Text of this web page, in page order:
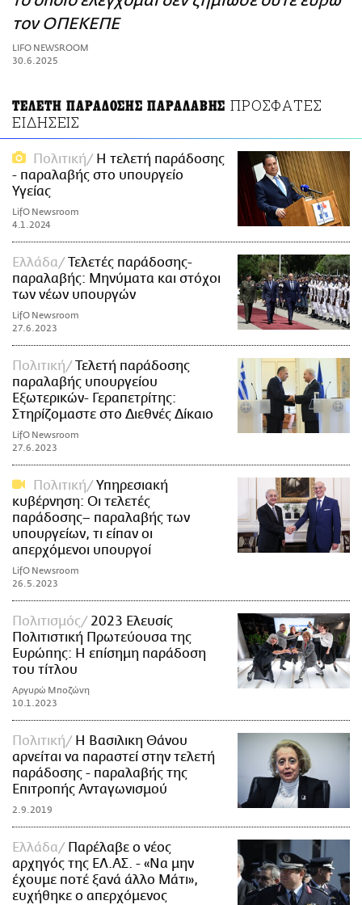
ΑΜΠΑ
PRINT
τον ΟΠΕΚΕΠΕ
LIFO NEWSROOM
30.6.2025
ΤΕΛΕΤΗ ΠΑΡΑΔΟΣΗΣ ΠΑΡΑΛΑΒΗΣ ΠΡΟΣΦΑΤΕΣ
ΕΙΔΗΣΕΙΣ
Πολιτική
Η τελετή παράδοσης
- παραλαβής στο υπουργείο
Υγείας
LifO Newsroom
4.1.2024
Ελλάδα
Τελετές παράδοσης-
παραλαβής: Μηνύματα και στόχοι
των νέων υπουργών
LifO Newsroom
27.6.2023
Πολιτική
Τελετή παράδοσης
παραλαβής υπουργείου
Εξωτερικών- Γεραπετρίτης:
Στηρίζομαστε στο Διεθνές Δίκαιο
LifO Newsroom
27.6.2023
Πολιτική
Υπηρεσιακή
κυβέρνηση: Οι τελετές
παράδοσης– παραλαβής των
υπουργείων, τι είπαν οι
απερχόμενοι υπουργοί
LifO Newsroom
26.5.2023
Πολιτισμός
2023 Ελευσίς
Πολιτιστική Πρωτεύουσα της
Ευρώπης: Η επίσημη παράδοση
του τίτλου
Αργυρώ Μποζώνη
10.1.2023
Πολιτική
Η Βασιλικη Θάνου
αρνείται να παραστεί στην τελετή
παράδοσης - παραλαβής της
Επιτροπής Ανταγωνισμού
2.9.2019
Ελλάδα
Παρέλαβε ο νέος
αρχηγός της ΕΛ.ΑΣ. - «Να μην
έχουμε ποτέ ξανά άλλο Μάτι»,
ευχήθηκε ο απερχόμενος